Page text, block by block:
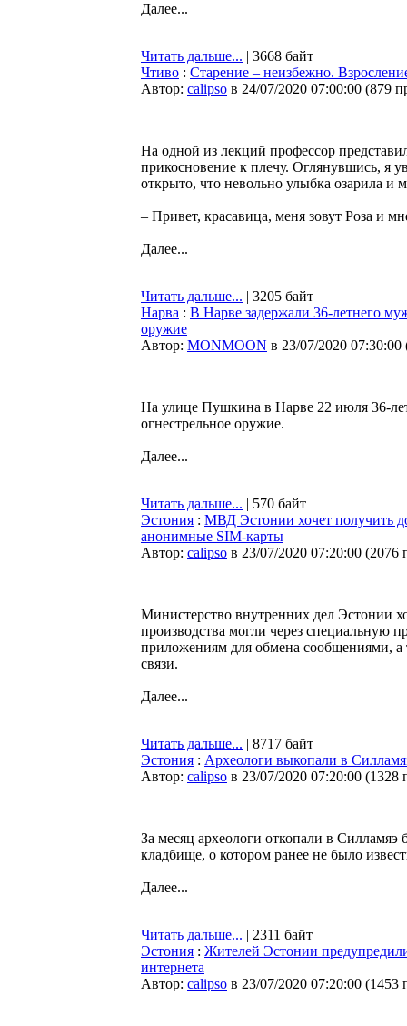
Далее...
Читать дальше... | 3668 байт
Чтиво : Cтарение – неизбежно.
Автор: calipso в 24/07/2020 07:00:00 (879
На одной из лекций профессор
прикосновение к плечу. Оглянувшись, я
открыто, что невольно улыбка озарила и
– Привет, красавица, меня зовут Роза и
Далее...
Читать дальше... | 3205 байт
Нарва : В Нарве задержали 36-летнего
оружие
Автор: MONMOON в 23/07/2020 07:30:00
На улице Пушкина в Нарве 22 июля 36-
огнестрельное оружие.
Далее...
Читать дальше... | 570 байт
Эстония : МВД Эстонии хочет получить
анонимные SIM-карты
Автор: calipso в 23/07/2020 07:20:00 (2076
Министерство внутренних дел Эстонии
производства могли через специальную
приложениям для обмена сообщениями, а
связи.
Далее...
Читать дальше... | 8717 байт
Эстония : Археологи выкопали в
Автор: calipso в 23/07/2020 07:20:00 (1328
За месяц археологи откопали в Силламяэ
кладбище, о котором ранее не было
Далее...
Читать дальше... | 2311 байт
Эстония : Жителей Эстонии
интернета
Автор: calipso в 23/07/2020 07:20:00 (1453